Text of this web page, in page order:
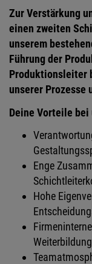
Zur Verstärkung
einen zweiten
unserem
Führung der
Produktionsleiter
unserer Prozesse
Deine Vorteile bei
Enge
Hohe